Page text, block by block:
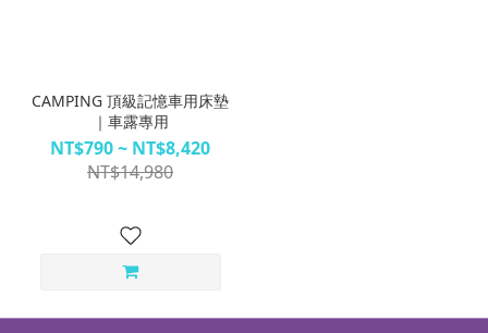
CAMPING 頂級記憶車用床墊
｜車露專用
NT$790 ~ NT$8,420
NT$14,980